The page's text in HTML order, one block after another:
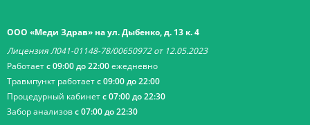
ООО «Меди Здрав» на ул. Дыбенко, д. 13 к. 4
Лицензия Л041-01148-78/00650972 от 12.05.2023
Работаетс 09:00 до 22:00ежедневно
Травмпункт работаетс 09:00 до 22:00
Процедурный кабинетс 07:00 до 22:30
Забор анализовс 07:00 до 22:30